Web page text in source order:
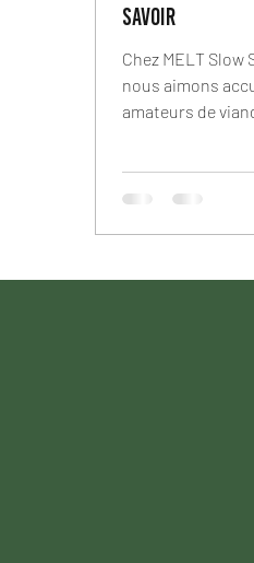
savoir
Chez MELT Slow
nous aimons
amateurs de